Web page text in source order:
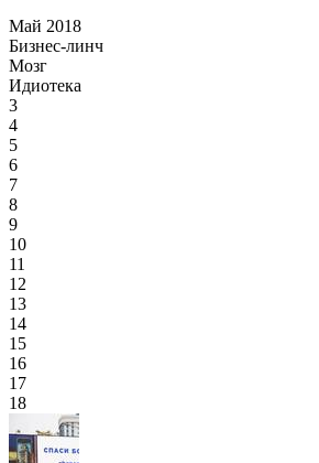
Май 2018
Бизнес-линч
Мозг
Идиотека
3
4
5
6
7
8
9
10
11
12
13
14
15
16
17
18